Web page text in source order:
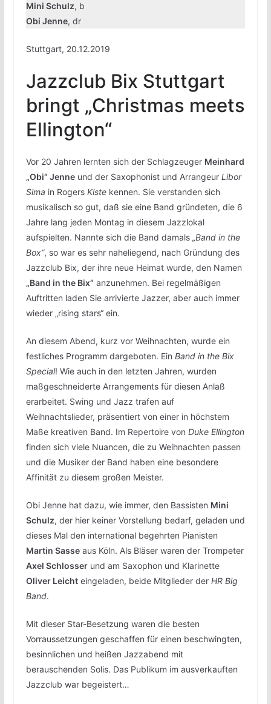
Mini Schulz, b
Obi Jenne, dr
Stuttgart, 20.12.2019
Jazzclub Bix Stuttgart
bringt „Christmas meets
Ellington“
Vor 20 Jahren lernten sich der Schlagzeuger Meinhard
„Obi“ Jenneund der Saxophonist und Arrangeur Libor
Sima in Rogers Kistekennen. Sie verstanden sich
musikalisch so gut, daß sie eine Band gründeten, die 6
Jahre lang jeden Montag in diesem Jazzlokal
aufspielten. Nannte sich die Band damals „Band in the
Box“, so war es sehr naheliegend, nach Gründung des
Jazzclub Bix, der ihre neue Heimat wurde, den Namen
„Band in the Bix“anzunehmen. Bei regelmäßigen
Auftritten laden Sie arrivierte Jazzer, aber auch immer
wieder „rising stars“ ein.
An diesem Abend, kurz vor Weihnachten, wurde ein
festliches Programm dargeboten. Ein Band in the Bix
Special! Wie auch in den letzten Jahren, wurden
maßgeschneiderte Arrangements für diesen Anlaß
erarbeitet. Swing und Jazz trafen auf
Weihnachtslieder, präsentiert von einer in höchstem
Maße kreativen Band. Im Repertoire von Duke Ellington
finden sich viele Nuancen, die zu Weihnachten passen
und die Musiker der Band haben eine besondere
Affinität zu diesem großen Meister.
Obi Jenne hat dazu, wie immer, den Bassisten Mini
Schulz, der hier keiner Vorstellung bedarf, geladen und
dieses Mal den international begehrten Pianisten
Martin Sasseaus Köln. Als Bläser waren der Trompeter
Axel Schlosserund am Saxophon und Klarinette
Oliver Leichteingeladen, beide Mitglieder der HR Big
Band.
Mit dieser Star-Besetzung waren die besten
Vorraussetzungen geschaffen für einen beschwingten,
besinnlichen und heißen Jazzabend mit
berauschenden Solis. Das Publikum im ausverkauften
Jazzclub war begeistert…